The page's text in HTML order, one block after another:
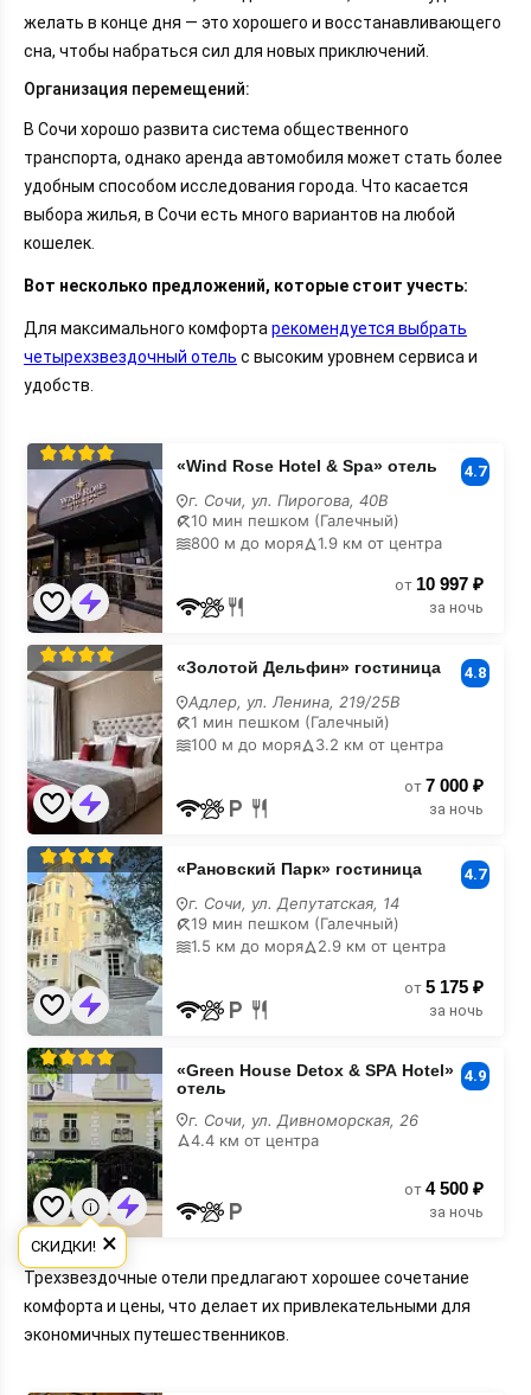
желать в конце дня — это хорошего и восстанавливающего
сна, чтобы набраться сил для новых приключений.
Организация перемещений:
В Сочи хорошо развита система общественного
транспорта, однако аренда автомобиля может стать более
удобным способом исследования города. Что касается
выбора жилья, в Сочи есть много вариантов на любой
кошелек.
Вот несколько предложений, которые стоит учесть:
Для максимального комфорта рекомендуется выбрать
четырехзвездочный отель с высоким уровнем сервиса и
удобств.
«Wind
Rose
Hotel
&
Spa»
отель
«Wind Rose Hotel & Spa» отель 4.7
г. Сочи, ул. Пирогова, 40В
10 мин пешком (Галечный)
800 м до моря
1.9 км от центра
от 10 997 ₽
за ночь
«Золотой
Дельфин»
гостиница
«Золотой Дельфин» гостиница 4.8
Адлер, ул. Ленина, 219/25В
1 мин пешком (Галечный)
100 м до моря
3.2 км от центра
от 7 000 ₽
за ночь
«Рановский
Парк»
гостиница
«Рановский Парк» гостиница 4.7
г. Сочи, ул. Депутатская, 14
19 мин пешком (Галечный)
1.5 км до моря
2.9 км от центра
от 5 175 ₽
за ночь
«Green
House
Detox
&
SPA
Hotel»
отель
«Green House Detox & SPA Hotel»
отель
4.9
г. Сочи, ул. Дивноморская, 26
4.4 км от центра
от 4 500 ₽
за ночь
Трехзвездочные отели предлагают хорошее сочетание
комфорта и цены, что делает их привлекательными для
экономичных путешественников.
×
СКИДКИ!